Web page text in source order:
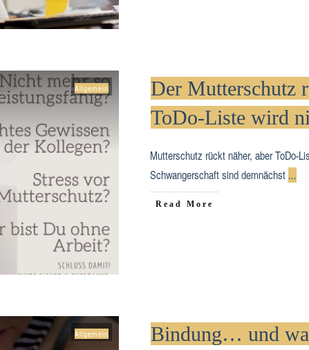
Allgemein
Der Mutterschutz
ToDo-Liste wird
Mutterschutz rückt näher, aber ToDo-
Schwangerschaft sind demnächst ...
​Read More
Allgemein
Bindung… und